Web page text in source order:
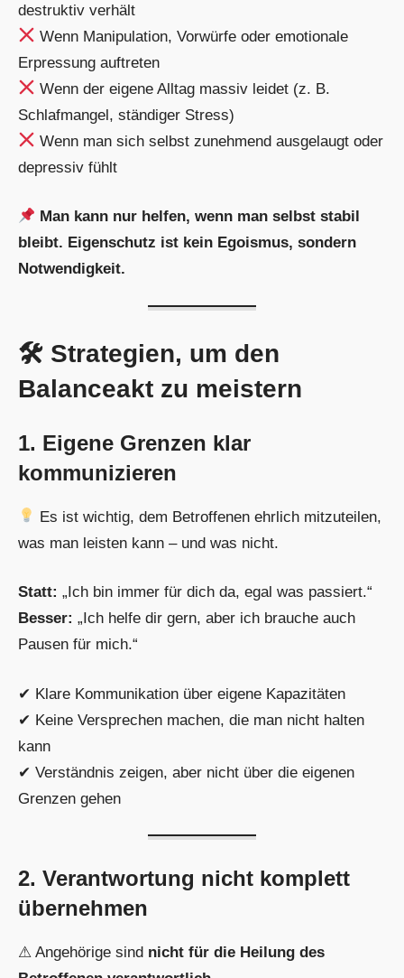
destruktiv verhält
Wenn Manipulation, Vorwürfe oder emotionale
Erpressung auftreten
Wenn der eigene Alltag massiv leidet (z. B.
Schlafmangel, ständiger Stress)
Wenn man sich selbst zunehmend ausgelaugt oder
depressiv fühlt
Man kann nur helfen, wenn man selbst stabil
bleibt. Eigenschutz ist kein Egoismus, sondern
Notwendigkeit.
🛠 Strategien, um den
Balanceakt zu meistern
1. Eigene Grenzen klar
kommunizieren
Es ist wichtig, dem Betroffenen ehrlich mitzuteilen,
was man leisten kann – und was nicht.
Statt: „Ich bin immer für dich da, egal was passiert.“
Besser: „Ich helfe dir gern, aber ich brauche auch
Pausen für mich.“
✔ Klare Kommunikation über eigene Kapazitäten
✔ Keine Versprechen machen, die man nicht halten
kann
✔ Verständnis zeigen, aber nicht über die eigenen
Grenzen gehen
2. Verantwortung nicht komplett
übernehmen
⚠ Angehörige sind nicht für die Heilung des